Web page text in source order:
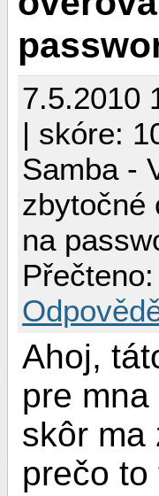
7.5.2010
| skóre:
Samba -
zbytočné
na
Ahoj,
pre
skôr ma
prečo